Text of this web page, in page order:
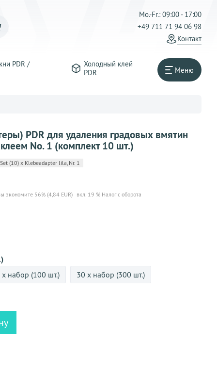
Mo.-Fr.: 09:00 - 17:00
+49 711 71 94 06 98
Контакт
PDR /
Холодный клей
PDR
Меню
PDR для удаления градовых вмятин
No. 1 (комплект 10 шт.)
(10) x Klebeadapter lila, Nr. 1
экономите 56% (4,84 EUR) вкл. 19 % Налог с оборота
набор (100 шт.) 30 х набор (300 шт.)